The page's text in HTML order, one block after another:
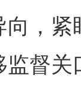
，
监督